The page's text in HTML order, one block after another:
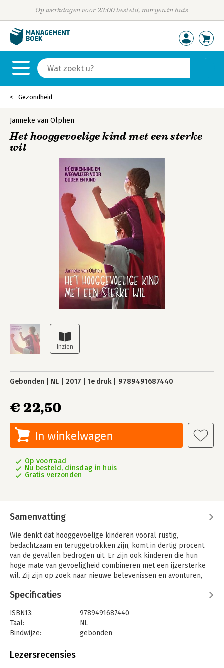
Op werkdagen voor 23:00 besteld, morgen in huis
Gezondheid
Janneke van Olphen
Het hooggevoelige kind met een sterke
wil
Gebonden NL 2017 1e druk 9789491687440
€ 22,50
In winkelwagen
Op voorraad
Nu besteld, dinsdag in huis
Gratis verzonden
Samenvatting
Wie denkt dat hooggevoelige kinderen vooral rustig,
bedachtzaam en teruggetrokken zijn, komt in dertig procent
van de gevallen bedrogen uit. Er zijn ook kinderen die hun
hoge mate van gevoeligheid combineren met een ijzersterke
wil. Zij zijn op zoek naar nieuwe belevenissen en avonturen,
pittige combinatie, die geregeld leidt tot vurige uitbarstingen
ouders en andere opvoeders op zeer toegankelijke wijze
inzicht in de innerlijke wereld van deze categorie
hooggevoeligen. Met dat inzicht zullen zij beter weten om te
uiteindelijk het hele gezin ten goede komen.
Specificaties
ISBN13:
9789491687440
Taal:
NL
Bindwijze:
gebonden
Uitgever:
Lezersrecensies